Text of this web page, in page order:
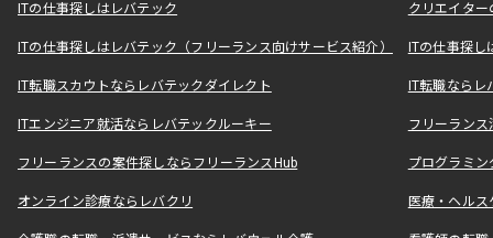
ITの仕事探しはレバテック クリエイタ
ITの仕事探しはレバテック（フリーランス向けサービス紹介） ITの仕事探
IT転職スカウトならレバテックダイレクト IT転職なら
ITエンジニア就活ならレバテックルーキー フリーラン
フリーランスの案件探しならフリーランスHub プログラミ
オンライン診療ならレバクリ 医療・ヘル